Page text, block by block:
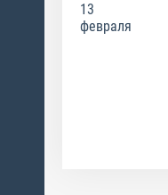
13
февраля